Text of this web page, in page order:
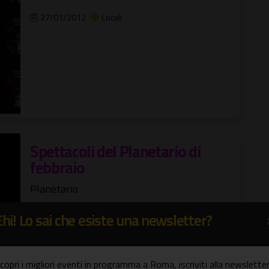
27/01/2012 Locali
Spettacoli del Planetario di
febbraio
Planetario
1 feb - 29 feb Spettacoli
Lo sai che esiste una newsletter?
i migliori eventi in programma a Roma, iscriviti alla